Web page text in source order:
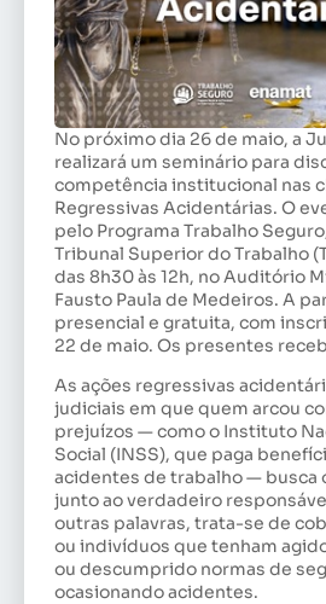
No próximo dia 26 de maio, a
realizará um seminário para
competência institucional nas
Regressivas Acidentárias. O
pelo Programa Trabalho
Tribunal Superior do Trabalho
das 8h30 às 12h, no Auditório
Fausto Paula de Medeiros. A
presencial e gratuita, com
22 de maio. Os presentes
As ações regressivas
judiciais em que quem arcou
prejuízos — como o Instituto
Social (INSS), que paga
acidentes de trabalho — busca
junto ao verdadeiro
outras palavras, trata-se de
ou indivíduos que tenham
ou descumprido normas de
ocasionando acidentes.